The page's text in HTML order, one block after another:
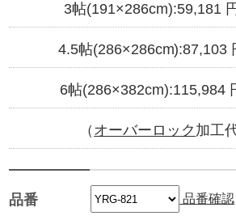
3帖(191×286cm):59,181
4.5帖(286×286cm):87,103
6帖(286×382cm):115,984
（ オーバーロック 加工
品番 品番確認